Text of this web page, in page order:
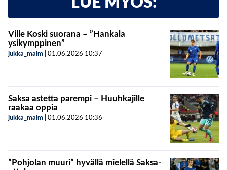
Ville Koski suorana – ”Hankala
ysikymppinen”
jukka_malm 01.06.2026 10:37
Saksa astetta parempi – Huuhkajille
raakaa oppia
jukka_malm 01.06.2026 10:36
”Pohjolan muuri” hyvällä mielellä Saksa-